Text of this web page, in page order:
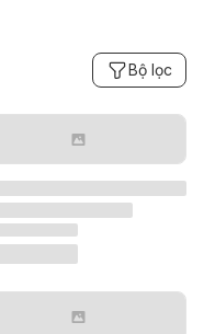
Bộ lọc